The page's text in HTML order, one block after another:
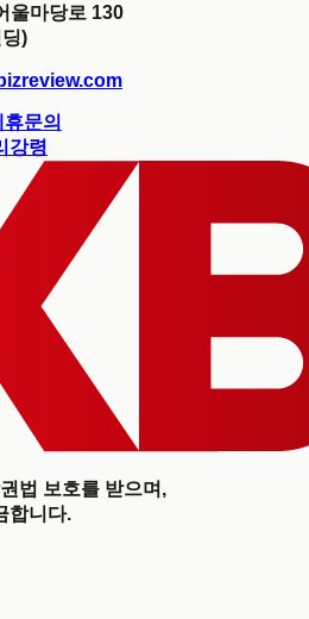
울마당로 130
)
문의
강령
법 보호를 받으며,
합니다.